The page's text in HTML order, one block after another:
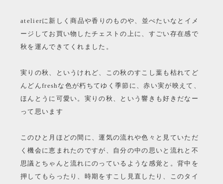
atelierに新しく商品や香りのものや、並べたいなとイメ
ージしてお買い物したチェストの上に、すごい存在感で
秋を運んできてくれました。
実りの秋、というけれど、この秋のすこし葉も枯れてど
んどんfreshな色が朽ちてゆく季節に、赤い実が映えて、
ほんとうに可愛い。実りの秋、という響きも好きだなー
って思います
このひと月ほどの間に、運気の流れや色々と見ていただ
く機会に恵まれたのですが、自分の中の思いと流れと不
思議とちゃんと流れにのっているような感覚と。背中を
押してもらったり、時期をすこし見直したり、このタイ